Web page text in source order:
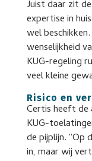
Juist daar zit
expertise in
wel
wenselijkheid
KUG-regeling
veel kleine
Risico en
Certis heeft de
KUG-
de pijplijn. “Op
in, maar wij